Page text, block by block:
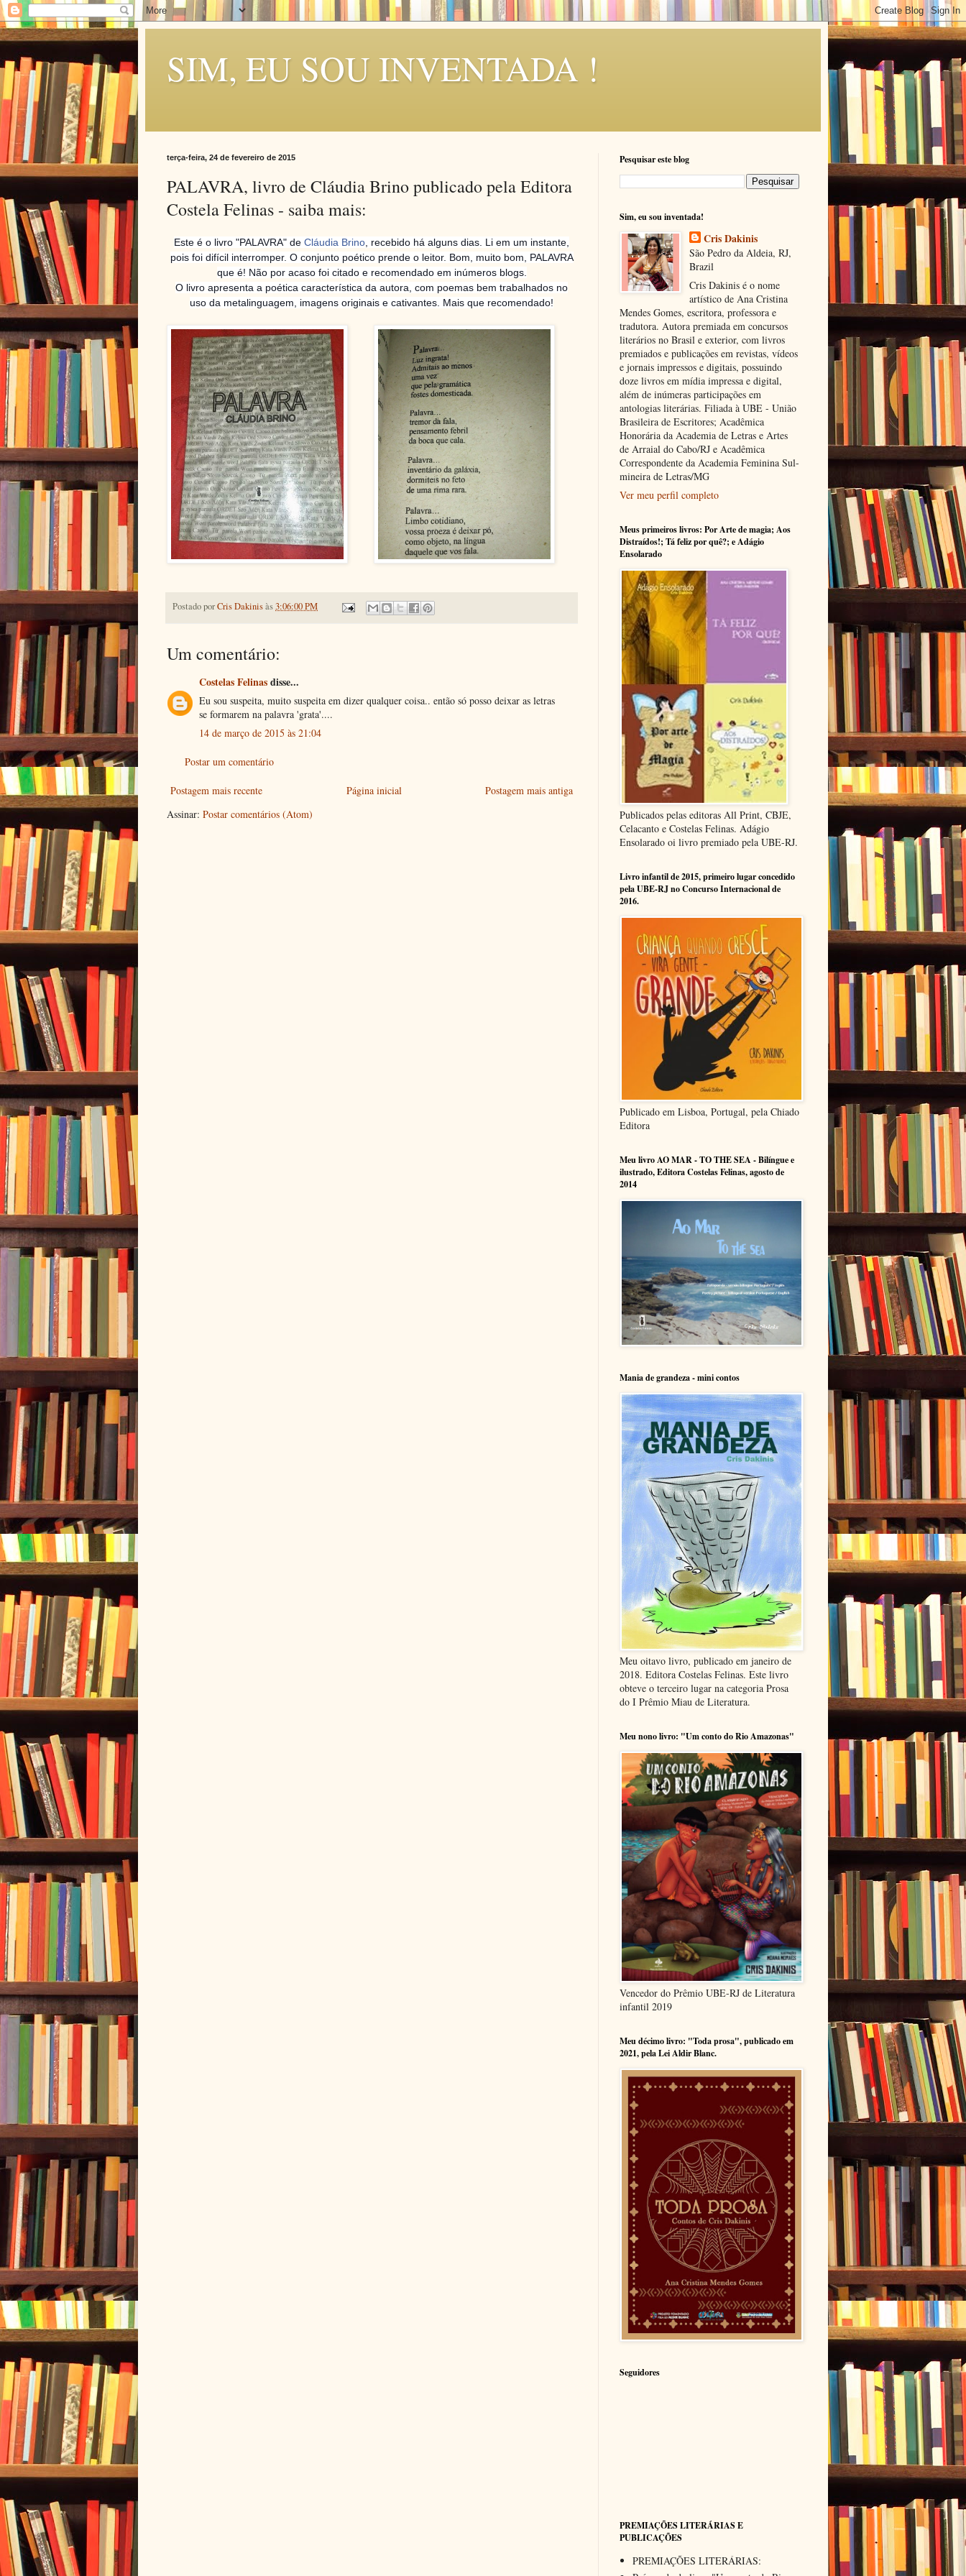
SIM, EU SOU INVENTADA !
terça-feira, 24 de fevereiro de 2015
PALAVRA, livro de Cláudia Brino publicado pela Editora
Costela Felinas - saiba mais:
Este é o livro "PALAVRA" de Cláudia Brino , recebido há alguns dias. Li em um instante,
pois foi difícil interromper. O conjunto poético prende o leitor. Bom, muito bom, PALAVRA
que é! Não por acaso foi citado e recomendado em inúmeros blogs.
O livro apresenta a poética característica da autora, com poemas bem trabalhados no
uso da metalinguagem, imagens originais e cativantes. Mais que recomendado!
Postado porCris Dakinisàs3:06:00 PM
Um comentário:
Costelas Felinasdisse...
Eu sou suspeita, muito suspeita em dizer qualquer coisa.. então só posso deixar as letras
se formarem na palavra 'grata'....
14 de março de 2015 às 21:04
Postar um comentário
Postagem mais recente Postagem mais antiga
Página inicial
Assinar: Postar comentários (Atom)
Pesquisar este blog
Sim, eu sou inventada!
Cris Dakinis
São Pedro da Aldeia, RJ,
Brazil
Cris Dakinis é o nome
artístico de Ana Cristina
Mendes Gomes, escritora, professora e
tradutora. Autora premiada em concursos
literários no Brasil e exterior, com livros
premiados e publicações em revistas, vídeos
e jornais impressos e digitais, possuindo
doze livros em mídia impressa e digital,
além de inúmeras participações em
antologias literárias. Filiada à UBE - União
Brasileira de Escritores; Acadêmica
Honorária da Academia de Letras e Artes
de Arraial do Cabo/RJ e Acadêmica
Correspondente da Academia Feminina Sul-
mineira de Letras/MG
Ver meu perfil completo
Meus primeiros livros: Por Arte de magia; Aos
Distraídos!; Tá feliz por quê?; e Adágio
Ensolarado
Publicados pelas editoras All Print, CBJE,
Celacanto e Costelas Felinas. Adágio
Ensolarado oi livro premiado pela UBE-RJ.
Livro infantil de 2015, primeiro lugar concedido
pela UBE-RJ no Concurso Internacional de
2016.
Publicado em Lisboa, Portugal, pela Chiado
Editora
Meu livro AO MAR - TO THE SEA - Bilíngue e
ilustrado, Editora Costelas Felinas, agosto de
2014
Mania de grandeza - mini contos
Meu oitavo livro, publicado em janeiro de
2018. Editora Costelas Felinas. Este livro
obteve o terceiro lugar na categoria Prosa
do I Prêmio Miau de Literatura.
Meu nono livro: "Um conto do Rio Amazonas"
Vencedor do Prêmio UBE-RJ de Literatura
infantil 2019
Meu décimo livro: "Toda prosa", publicado em
2021, pela Lei Aldir Blanc.
Seguidores
PREMIAÇÕES LITERÁRIAS E
PUBLICAÇÕES
PREMIAÇÕES LITERÁRIAS: